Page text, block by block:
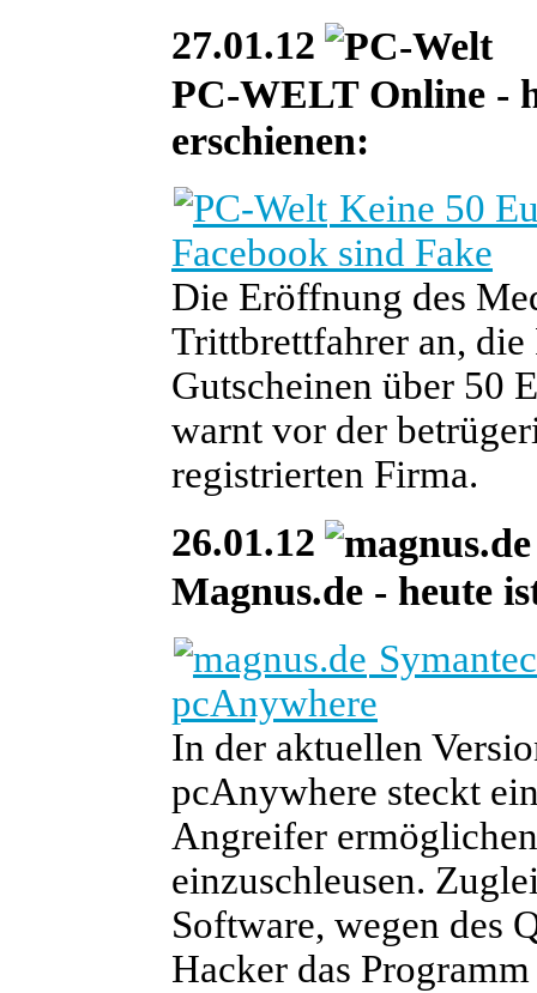
27.01.12
PC-WELT Online -
erschienen:
Keine 50
Facebook sind Fake
Die Eröffnung des
Trittbrettfahrer an,
Gutscheinen über 50
warnt vor der
registrierten Firma.
26.01.12
Magnus.de - heute
pcAnywhere
In der aktuellen
pcAnywhere steckt
Angreifer
einzuschleusen.
Software, wegen des
Hacker das